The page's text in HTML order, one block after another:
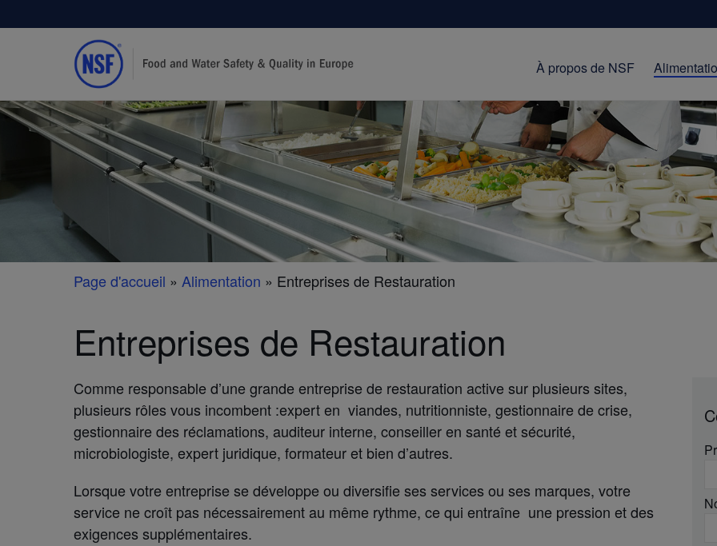
À propos de NSF
Page d'accueil » Alimentation » Entreprises de Restauration
Entreprises de Restauration
Comme responsable d’une grande entreprise de restauration active sur plusieurs sites,
plusieurs rôles vous incombent :expert en viandes, nutritionniste, gestionnaire de crise,
gestionnaire des réclamations, auditeur interne, conseiller en santé et sécurité,
microbiologiste, expert juridique, formateur et bien d’autres.
Lorsque votre entreprise se développe ou diversifie ses services ou ses marques, votre
service ne croît pas nécessairement au même rythme, ce qui entraîne une pression et des
exigences supplémentaires.